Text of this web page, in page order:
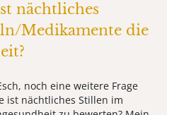
nächtliches
Medikamente die
noch eine weitere Frage
ist nächtliches Stillen im